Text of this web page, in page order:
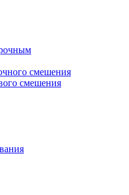
смешения
смешения